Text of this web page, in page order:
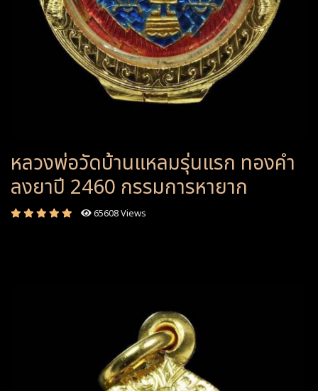
หลวงพ่อวัดบ้านแหลมรุ่นแรก ทองคำ
ลงยาปี 2460 กรรมการหายาก
65608 Views